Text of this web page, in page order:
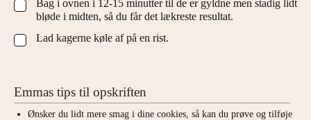
▢Bag i ovnen i 12-15 minutter til de er gyldne men stadig lidt
bløde i midten, så du får det lækreste resultat.
▢
Lad kagerne køle af på en rist.
Emmas tips til opskriften
Ønsker du lidt mere smag i dine cookies, så kan du prøve og tilføje